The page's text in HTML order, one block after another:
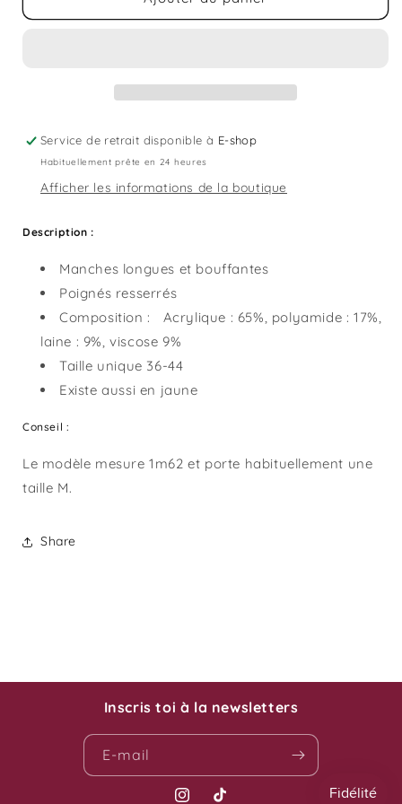
Gilet
Gilet
Service de retrait disponible à E-shop
Habituellement prête en 24 heures
Afficher les informations de la boutique
Description :
Manches longues et bouffantes
Poignés resserrés
Composition :
Acrylique : 65%, polyamide : 17%,
laine : 9%, viscose 9%
Taille unique 36-44
Existe aussi en jaune
Conseil :
Le modèle mesure 1m62 et porte habituellement une
taille M.
Share
Inscris toi à la newsletters
E-mail